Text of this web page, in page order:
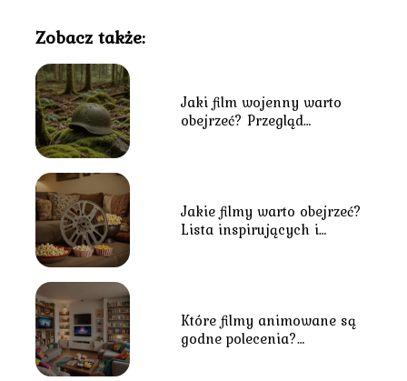
Zobacz także:
Jaki film wojenny warto
obejrzeć? Przegląd
Jakie filmy warto obejrzeć?
Lista inspirujących i
Które filmy animowane są
godne polecenia?